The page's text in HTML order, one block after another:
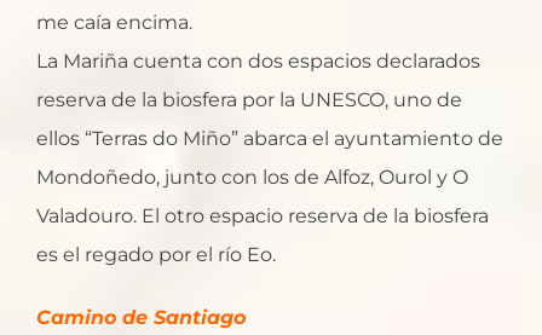
me caía encima.
La Mariña cuenta con dos espacios declarados
reserva de la biosfera por la UNESCO, uno de
ellos “Terras do Miño” abarca el ayuntamiento de
Mondoñedo, junto con los de Alfoz, Ourol y O
Valadouro. El otro espacio reserva de la biosfera
es el regado por el río Eo.
Camino de Santiago